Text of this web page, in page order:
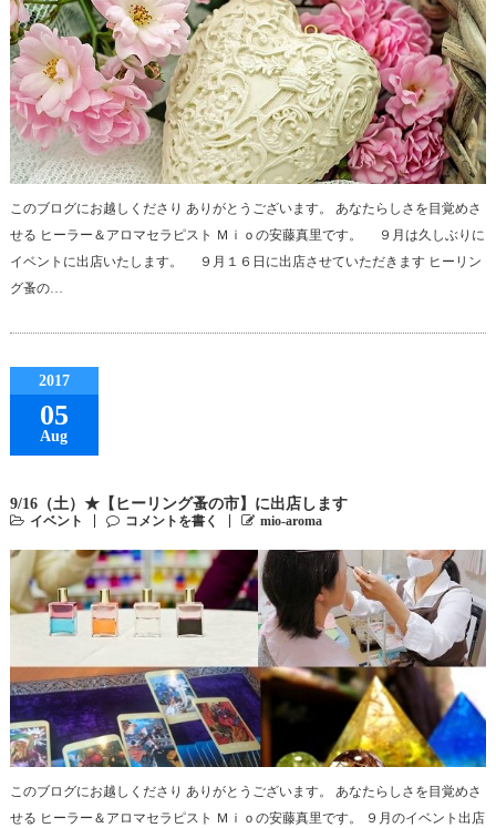
このブログにお越しくださり ありがとうございます。 あなたらしさを目覚めさ
せる ヒーラー＆アロマセラピスト Ｍｉｏの安藤真里です。 ９月は久しぶりに
イベントに出店いたします。 ９月１６日に出店させていただきます ヒーリン
グ蚤の…
2017
05
Aug
9/16（土）★【ヒーリング蚤の市】に出店します
イベント コメントを書く mio-aroma
このブログにお越しくださり ありがとうございます。 あなたらしさを目覚めさ
せる ヒーラー＆アロマセラピスト Ｍｉｏの安藤真里です。 ９月のイベント出店